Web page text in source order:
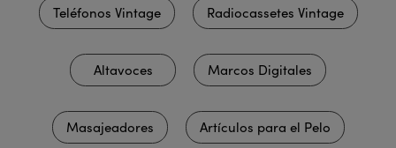
Teléfonos Vintage Radiocassetes Vintage
Altavoces Marcos Digitales
Masajeadores Artículos para el Pelo